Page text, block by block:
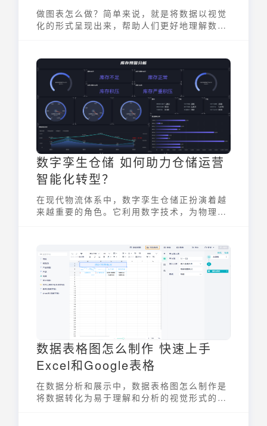
做图表怎么做？简单来说，就是将数据以视觉
化的形式呈现出来，帮助人们更好地理解数据
一个好的图表，能够将复杂的数据变得一目了
然，提高沟通效率。掌握做图表怎么做的技
能，能让你在数据驱动的时代更具竞争力。
数字孪生仓储 如何助力仓储运营
智能化转型？
在现代物流体系中，数字孪生仓储正扮演着越
来越重要的角色。它利用数字技术，为物理仓
种方式，数字孪生仓储能够帮助企业实现从被
动响应到主动管控的转变，极大地提升仓储运
营的智能化水平。
数据表格图怎么制作 快速上手
Excel和Google表格
在数据分析和展示中，数据表格图怎么制作是
将数据转化为易于理解和分析的视觉形式的关